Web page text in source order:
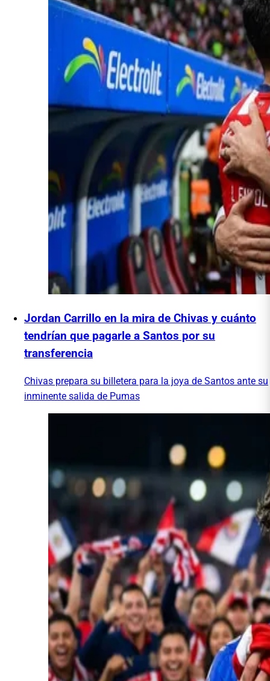
Jordan Carrillo en la mira de Chivas y cuánto
tendrían que pagarle a Santos por su
transferencia
Chivas prepara su billetera para la joya de Santos ante su
inminente salida de Pumas